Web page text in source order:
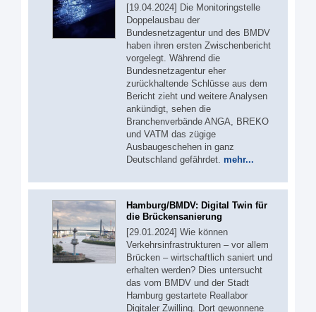
[19.04.2024] Die Monitoringstelle
Doppelausbau der
Bundesnetzagentur und des BMDV
haben ihren ersten Zwischenbericht
vorgelegt. Während die
Bundesnetzagentur eher
zurückhaltende Schlüsse aus dem
Bericht zieht und weitere Analysen
ankündigt, sehen die
Branchenverbände ANGA, BREKO
und VATM das zügige
Ausbaugeschehen in ganz
Deutschland gefährdet. mehr...
Hamburg/BMDV: Digital Twin für
die Brückensanierung
[29.01.2024] Wie können
Verkehrsinfrastrukturen – vor allem
Brücken – wirtschaftlich saniert und
erhalten werden? Dies untersucht
das vom BMDV und der Stadt
Hamburg gestartete Reallabor
Digitaler Zwilling. Dort gewonnene